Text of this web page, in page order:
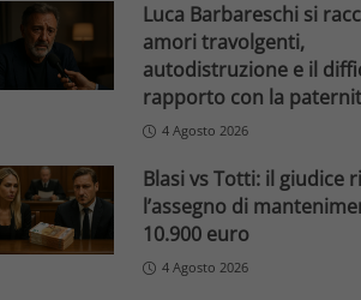
Luca Barbareschi si
amori travolgenti,
autodistruzione e il
rapporto con la
4 Agosto 2026
Blasi vs Totti: il giudice
l’assegno di
10.900 euro
4 Agosto 2026